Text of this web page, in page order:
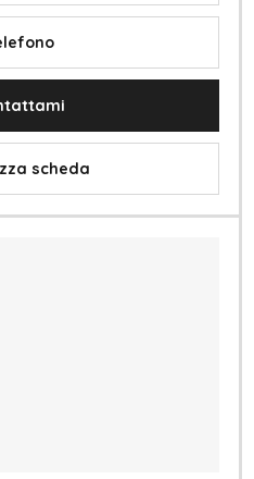
scheda